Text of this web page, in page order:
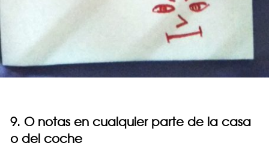
9. O notas en cualquier parte de la casa
o del coche